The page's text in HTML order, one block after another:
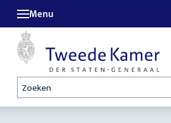
Zoeken
Menu